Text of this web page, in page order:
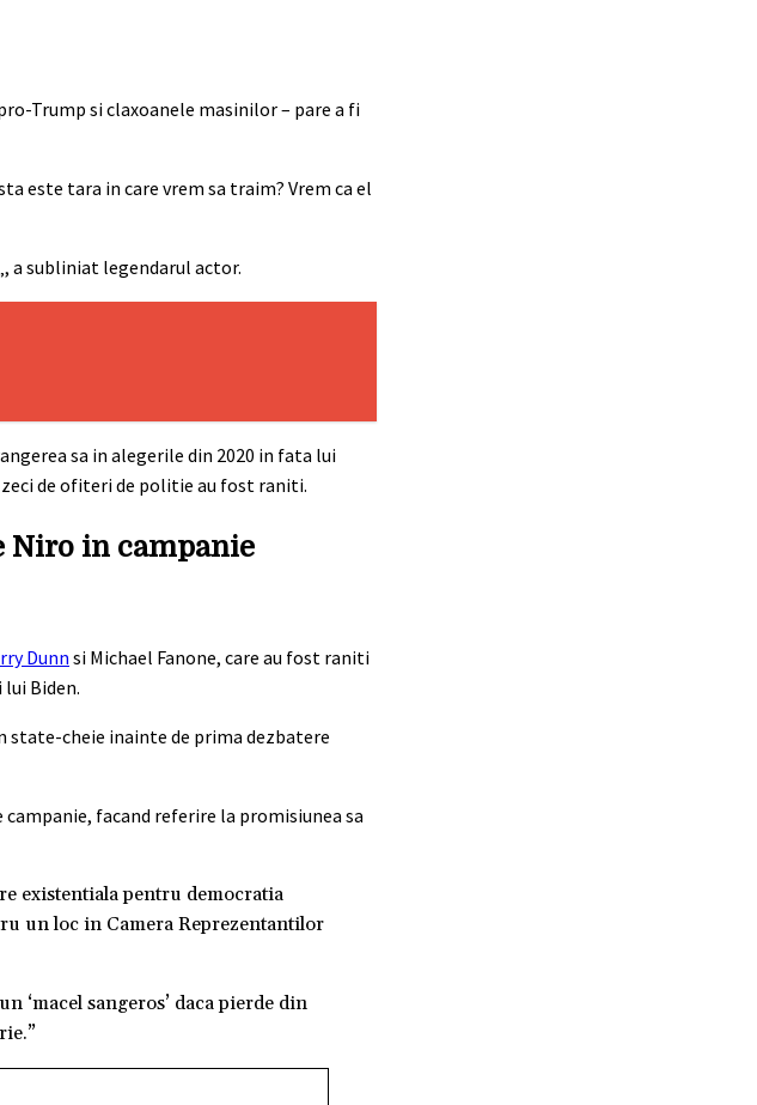
Trump si claxoanele masinilor – pare a fi
este tara in care vrem sa traim? Vrem ca el
a subliniat legendarul actor.
sa in alegerile din 2020 in fata lui
zeci de ofiteri de politie au fost raniti.
Niro in campanie
Dunnsi Michael Fanone, care au fost raniti
Biden.
state-cheie inainte de prima dezbatere
facand referire la promisiunea sa
existentiala pentru democratia
un loc in Camera Reprezentantilor
‘macel sangeros’ daca pierde din